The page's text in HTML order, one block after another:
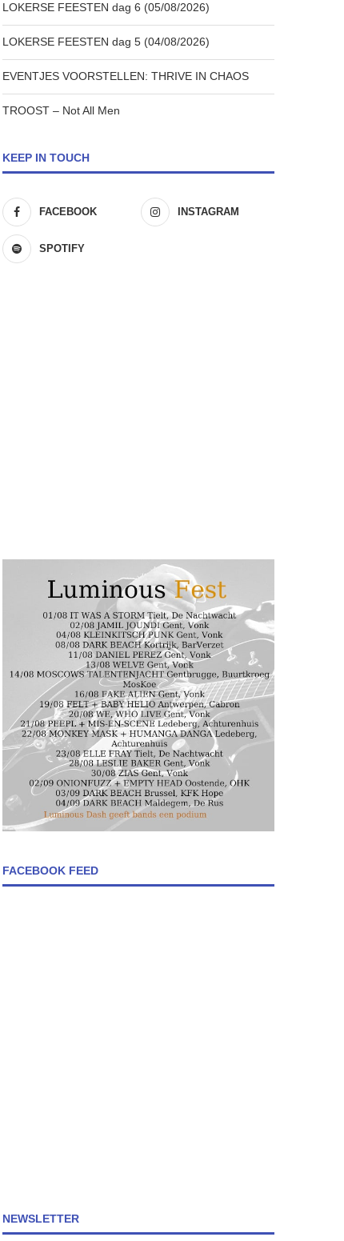
LOKERSE FEESTEN dag 6 (05/08/2026)
LOKERSE FEESTEN dag 5 (04/08/2026)
EVENTJES VOORSTELLEN: THRIVE IN CHAOS
TROOST – Not All Men
KEEP IN TOUCH
FACEBOOK INSTAGRAM
SPOTIFY
FACEBOOK FEED
NEWSLETTER